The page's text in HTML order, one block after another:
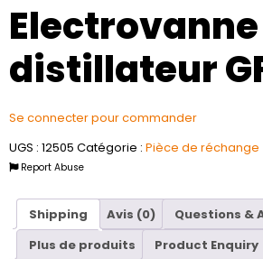
distillateur
Se connecter pour commander
UGS : 12505 Catégorie : Pièce de réchange
Report Abuse
Shipping Avis (0)
Questions &
Plus de produits
Product Enquiry